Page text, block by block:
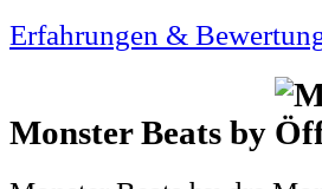
Erfahrungen &
Monster Beats by